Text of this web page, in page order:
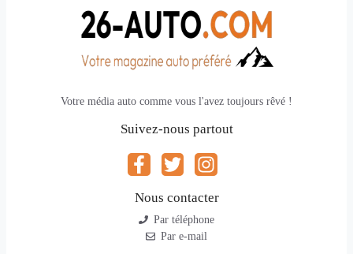
Votre média auto comme vous l'avez toujours rêvé !
Suivez-nous partout
Nous contacter
Par téléphone
Par e-mail